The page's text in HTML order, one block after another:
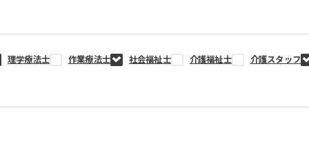
理学療法士 作業療法士 社会福祉士 介護福祉士 介護スタッフ